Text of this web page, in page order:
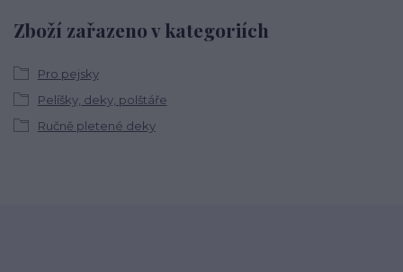
Zboží zařazeno v kategoriích
Pro pejsky
Pelíšky, deky, polštáře
Ručně pletené deky